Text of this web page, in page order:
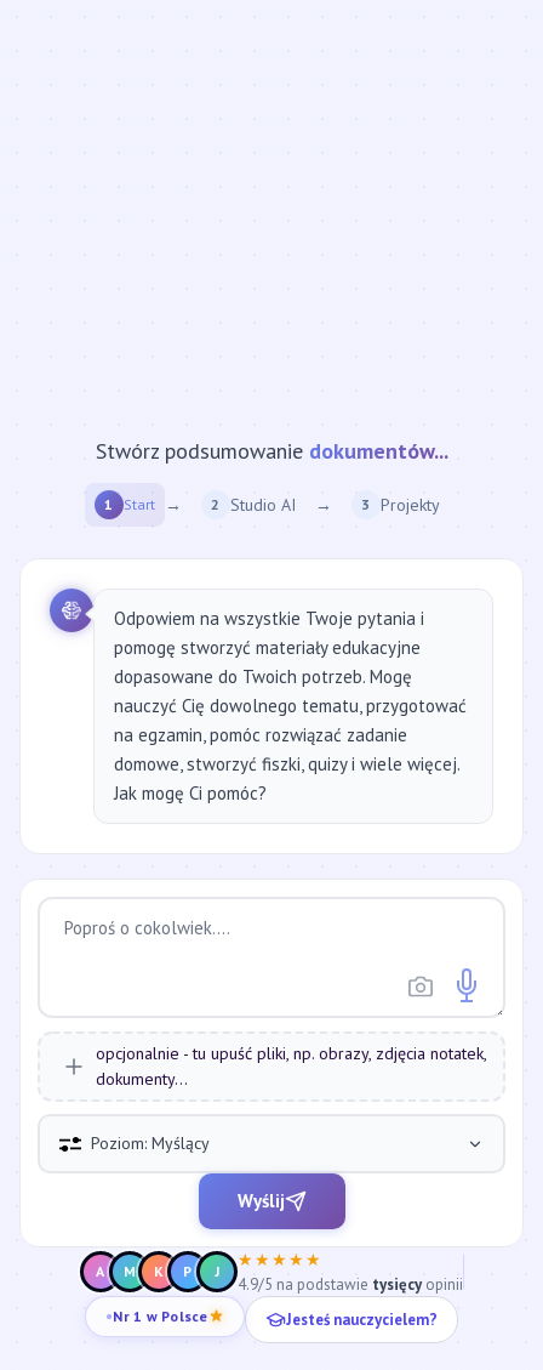
Stwórz podsumowanie strony internetowej...
1 Start → 2 Studio AI → 3 Projekty
Odpowiem na wszystkie Twoje pytania i
pomogę stworzyć materiały edukacyjne
dopasowane do Twoich potrzeb. Mogę
nauczyć Cię dowolnego tematu, przygotować
na egzamin, pomóc rozwiązać zadanie
domowe, stworzyć fiszki, quizy i wiele więcej.
Jak mogę Ci pomóc?
opcjonalnie - tu upuść pliki, np. obrazy, zdjęcia notatek,
dokumenty...
Poziom: Myślący
Wyślij
A M K P J
★★★★★
4.9/5 na podstawie tysięcyopinii
Nr 1 w Polsce Jesteś nauczycielem?